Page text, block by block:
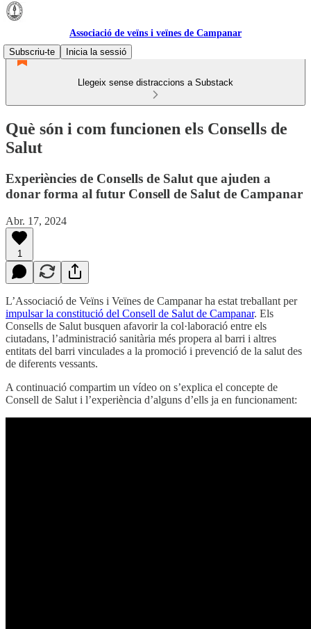
Associació de veïns i veïnes de Campanar
Subscriu-te
Inicia la sessió
Llegeix sense distraccions a Substack
Què són i com funcionen els Consells de
Salut
Experiències de Consells de Salut que ajuden a
donar forma al futur Consell de Salut de Campanar
Abr. 17, 2024
1
L’Associació de Veïns i Veïnes de Campanar ha estat treballant per
impulsar la constitució del Consell de Salut de Campanar. Els
Consells de Salut busquen afavorir la col·laboració entre els
ciutadans, l’administració sanitària més propera al barri i altres
entitats del barri vinculades a la promoció i prevenció de la salut des
de diferents vessants.
A continuació compartim un vídeo on s’explica el concepte de
Consell de Salut i l’experiència d’alguns d’ells ja en funcionament: